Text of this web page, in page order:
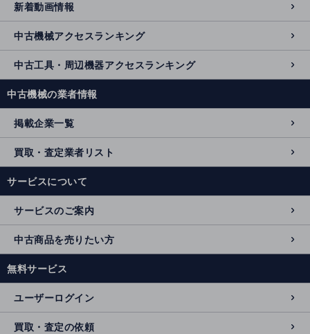
新着動画情報
中古機械アクセスランキング
中古工具・周辺機器アクセスランキング
中古機械の業者情報
掲載企業一覧
買取・査定業者リスト
サービスについて
サービスのご案内
中古商品を売りたい方
無料サービス
ユーザーログイン
買取・査定の依頼